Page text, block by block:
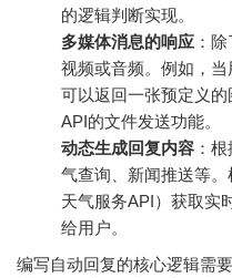
的逻辑判断实现。
多媒体消息的响应 ：
视频或音频。例如，当
可以返回一张预定义
API的文件发送功能。
动态生成回复内容 ：
气查询、新闻推送等
天气服务API）获取实
给用户。
编写自动回复的核心逻辑需